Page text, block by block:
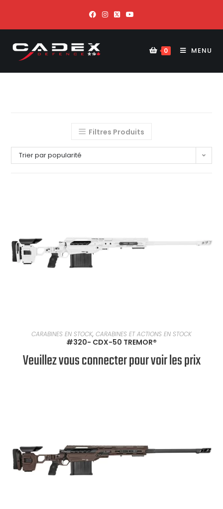
0 MENU
Filtres Produits
Trier par popularité
EN SAVOIR PLUS
CARABINES EN STOCK, CARABINES ET ACTIONS EN STOCK
#320- CDX-50 TREMOR®
Veuillez vous connecter pour voir les prix